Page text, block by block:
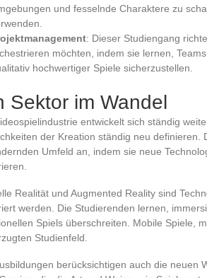
und fesselnde Charaktere zu
: Dieser Studiengang
möchten, indem sie lernen,
hochwertiger Spiele sicherzustellen.
Sektor im Wandel
entwickelt sich ständig
der Kreation ständig neu definieren.
Umfeld an, indem sie neue
Realität und Augmented Reality sind
werden. Die Studierenden lernen,
Spiels überschreiten. Mobile Spiele,
Studienfeld.
berücksichtigen auch die neuen